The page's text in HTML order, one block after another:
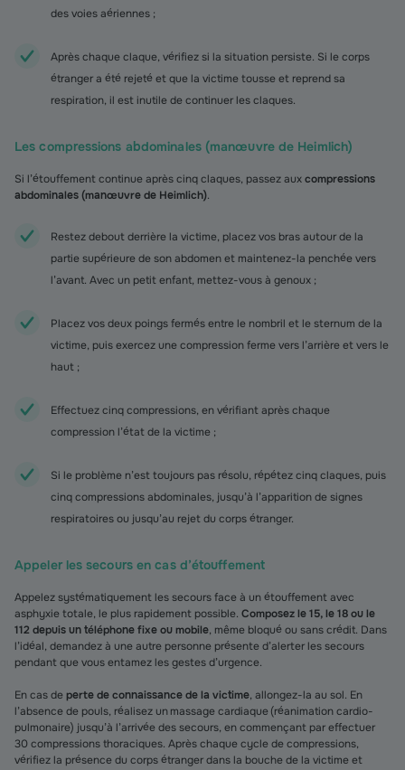
des voies aériennes ;
Après chaque claque, vérifiez si la situation persiste. Si le corps
étranger a été rejeté et que la victime tousse et reprend sa
respiration, il est inutile de continuer les claques.
Les compressions abdominales (manœuvre de Heimlich)
Si l’étouffement continue après cinq claques, passez auxcompressions
abdominales (manœuvre de Heimlich).
Restez debout derrière la victime, placez vos bras autour de la
partie supérieure de son abdomen et maintenez-la penchée vers
l’avant. Avec un petit enfant, mettez-vous à genoux ;
Placez vos deux poings fermés entre le nombril et le sternum de la
victime, puis exercez une compression ferme vers l’arrière et vers le
haut ;
Effectuez cinq compressions, en vérifiant après chaque
compression l’état de la victime ;
Si le problème n’est toujours pas résolu, répétez cinq claques, puis
cinq compressions abdominales, jusqu’à l’apparition de signes
respiratoires ou jusqu’au rejet du corps étranger.
Appeler les secours en cas d’étouffement
Appelez systématiquement les secours face à un étouffement avec
asphyxie totale, le plus rapidement possible. Composez le 15, le 18 ou le
112 depuis un téléphone fixe ou mobile, même bloqué ou sans crédit. Dans
l’idéal, demandez à une autre personne présente d’alerter les secours
pendant que vous entamez les gestes d’urgence.
En cas deperte de connaissance de la victime, allongez-la au sol. En
l’absence de pouls, réalisez un massage cardiaque (réanimation cardio-
pulmonaire) jusqu’à l’arrivée des secours, en commençant par effectuer
30 compressions thoraciques. Après chaque cycle de compressions,
vérifiez la présence du corps étranger dans la bouche de la victime et